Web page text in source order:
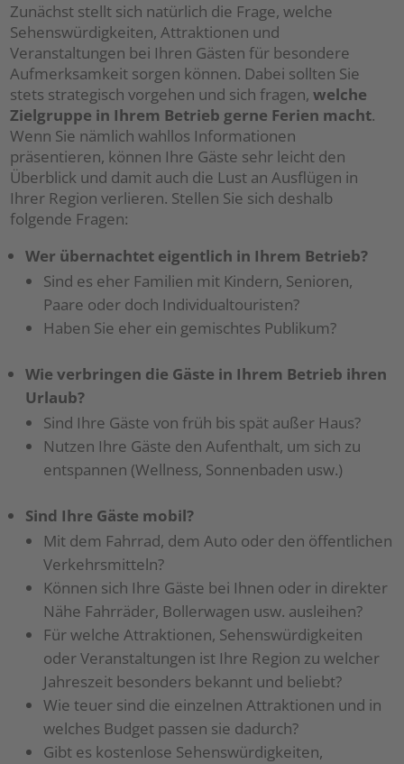
Zunächst stellt sich natürlich die Frage, welche
Sehenswürdigkeiten, Attraktionen und
Veranstaltungen bei Ihren Gästen für besondere
Aufmerksamkeit sorgen können. Dabei sollten Sie
stets strategisch vorgehen und sich fragen,welche
Zielgruppe in Ihrem Betrieb gerne Ferien macht.
Wenn Sie nämlich wahllos Informationen
präsentieren, können Ihre Gäste sehr leicht den
Überblick und damit auch die Lust an Ausflügen in
Ihrer Region verlieren. Stellen Sie sich deshalb
folgende Fragen:
Wer übernachtet eigentlich in Ihrem Betrieb?
Sind es eher Familien mit Kindern, Senioren,
Paare oder doch Individualtouristen?
Haben Sie eher ein gemischtes Publikum?
Wie verbringen die Gäste in Ihrem Betrieb ihren
Urlaub?
Sind Ihre Gäste von früh bis spät außer Haus?
Nutzen Ihre Gäste den Aufenthalt, um sich zu
entspannen (Wellness, Sonnenbaden usw.)
Sind Ihre Gäste mobil?
Mit dem Fahrrad, dem Auto oder den öffentlichen
Verkehrsmitteln?
Können sich Ihre Gäste bei Ihnen oder in direkter
Nähe Fahrräder, Bollerwagen usw. ausleihen?
Für welche Attraktionen, Sehenswürdigkeiten
oder Veranstaltungen ist Ihre Region zu welcher
Jahreszeit besonders bekannt und beliebt?
Wie teuer sind die einzelnen Attraktionen und in
welches Budget passen sie dadurch?
Gibt es kostenlose Sehenswürdigkeiten,